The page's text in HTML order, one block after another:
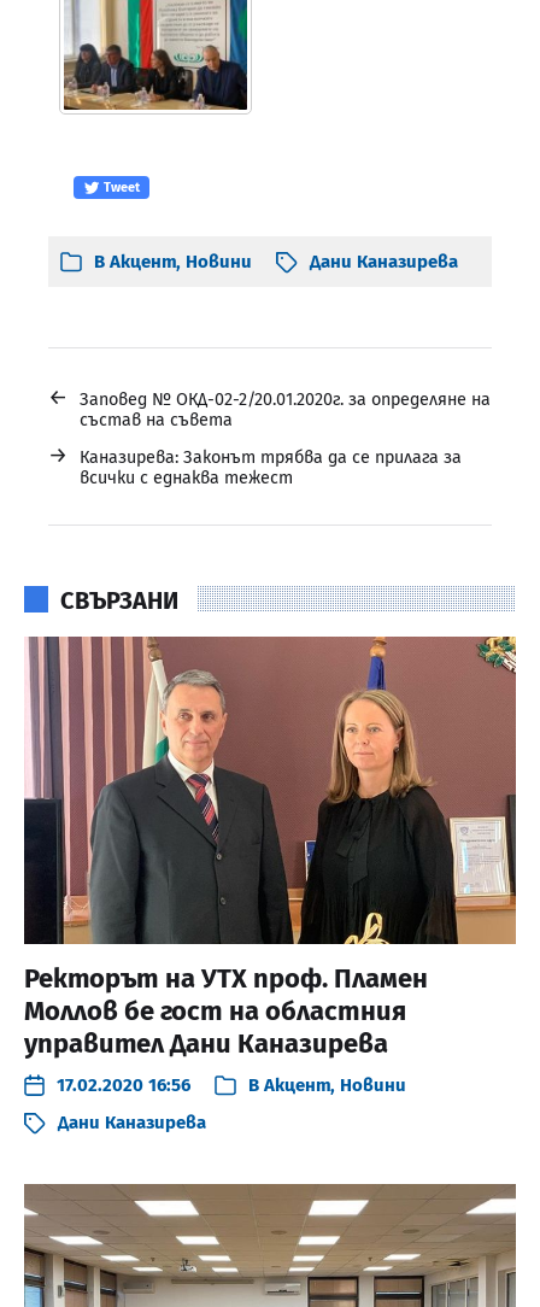
Tweet
В Акцент, Новини Дани Каназирева
←
Заповед № ОКД-02-2/20.01.2020г. за определяне на
състав на съвета
→
Каназирева: Законът трябва да се прилага за
всички с еднаква тежест
СВЪРЗАНИ
Ректорът на УТХ проф. Пламен
Моллов бе гост на областния
управител Дани Каназирева
17.02.2020 16:56 В Акцент, Новини
Дани Каназирева